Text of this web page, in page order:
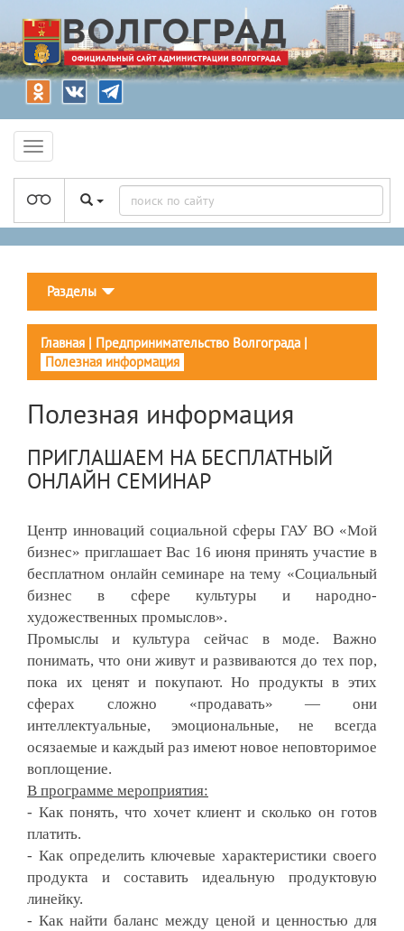
Разделы
Главная | Предпринимательство Волгограда |
Полезная информация
Полезная информация
ПРИГЛАШАЕМ НА БЕСПЛАТНЫЙ
ОНЛАЙН СЕМИНАР
Центр инноваций социальной сферы ГАУ ВО «Мой
бизнес» приглашает Вас 16 июня принять участие в
бесплатном онлайн семинаре на тему «Социальный
бизнес в сфере культуры и народно-
художественных промыслов».
Промыслы и культура сейчас в моде. Важно
понимать, что они живут и развиваются до тех пор,
пока их ценят и покупают. Но продукты в этих
сферах сложно «продавать» — они
интеллектуальные, эмоциональные, не всегда
осязаемые и каждый раз имеют новое неповторимое
воплощение.
В программе мероприятия:
- Как понять, что хочет клиент и сколько он готов
платить.
- Как определить ключевые характеристики своего
продукта и составить идеальную продуктовую
линейку.
- Как найти баланс между ценой и ценностью для